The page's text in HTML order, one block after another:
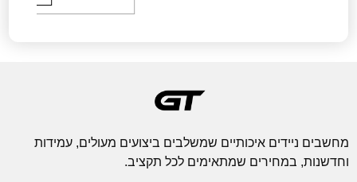
מחשבים ניידים איכותיים שמשלבים ביצועים מעולים, עמידות
וחדשנות, במחירים שמתאימים לכל תקציב.